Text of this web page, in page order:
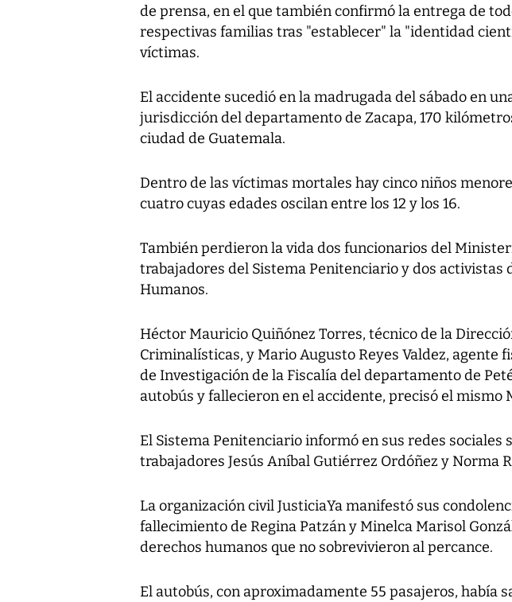
de prensa, en el que también confirmó la entrega de
respectivas familias tras "establecer" la "identidad
víctimas.
El accidente sucedió en la madrugada del sábado en
jurisdicción del departamento de Zacapa, 170
ciudad de Guatemala.
Dentro de las víctimas mortales hay cinco niños
cuatro cuyas edades oscilan entre los 12 y los 16.
También perdieron la vida dos funcionarios del
trabajadores del Sistema Penitenciario y dos activistas
Humanos.
Héctor Mauricio Quiñónez Torres, técnico de la
Criminalísticas, y Mario Augusto Reyes Valdez, agente
de Investigación de la Fiscalía del departamento de
autobús y fallecieron en el accidente, precisó el mismo
El Sistema Penitenciario informó en sus redes sociales
trabajadores Jesús Aníbal Gutiérrez Ordóñez y Norma
La organización civil JusticiaYa manifestó sus
fallecimiento de Regina Patzán y Minelca Marisol
derechos humanos que no sobrevivieron al percance.
El autobús, con aproximadamente 55 pasajeros, había